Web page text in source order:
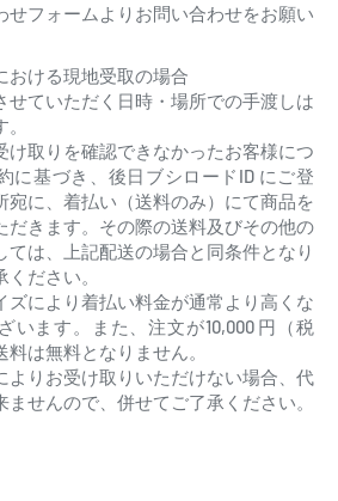
せフォームよりお問い合わせをお願い
おける現地受取の場合
せていただく日時・場所での手渡しは
け取りを確認できなかったお客様につ
に基づき、後日ブシロードID にご登
宛に、着払い（送料のみ）にて商品を
だきます。その際の送料及びその他の
ては、上記配送の場合と同条件となり
ださい。
ズにより着払い料金が通常より高くな
います。また、注文が10,000 円（税
は無料となりません。
よりお受け取りいただけない場合、代
ませんので、併せてご了承ください。